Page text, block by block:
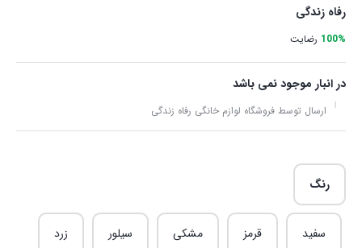
رفاه زندگی
100% رضایت
در انبار موجود نمی باشد
ارسال توسط فروشگاه لوازم خانگی رفاه زندگی
رنگ
سفید قرمز مشکی سیلور زرد